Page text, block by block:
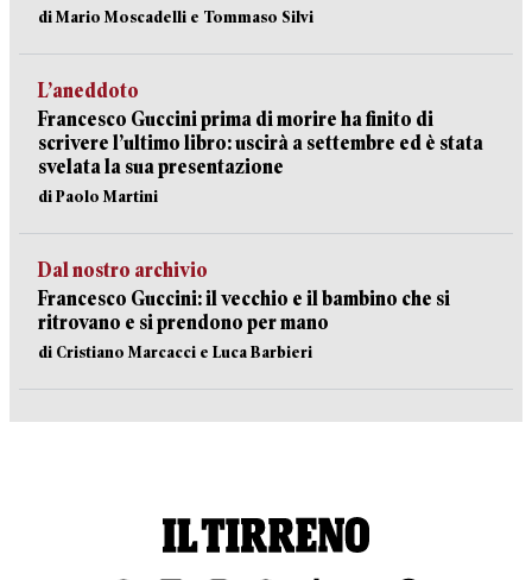
di Mario Moscadelli e Tommaso Silvi
L’aneddoto
Francesco Guccini prima di morire ha finito di
scrivere l’ultimo libro: uscirà a settembre ed è stata
svelata la sua presentazione
di Paolo Martini
Dal nostro archivio
Francesco Guccini: il vecchio e il bambino che si
ritrovano e si prendono per mano
di Cristiano Marcacci e Luca Barbieri